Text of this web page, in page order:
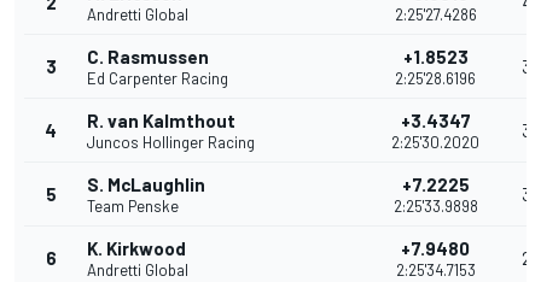
Andretti Global 2:25'27.4286
3 C. Rasmussen
Ed Carpenter Racing
+1.8523
2:25'28.6196
36
4 R. van Kalmthout
Juncos Hollinger Racing
+3.4347
2:25'30.2020
32
5 S. McLaughlin
Team Penske
+7.2225
2:25'33.9898
30
6 K. Kirkwood
Andretti Global
+7.9480
2:25'34.7153
28